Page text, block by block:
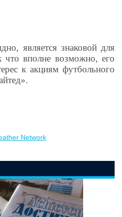
является знаковой для
что вполне возможно, его
к акциям футбольного
Network